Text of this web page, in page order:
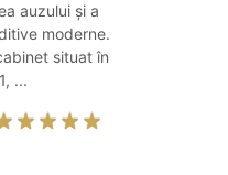
auzului și a
moderne.
situat în
...